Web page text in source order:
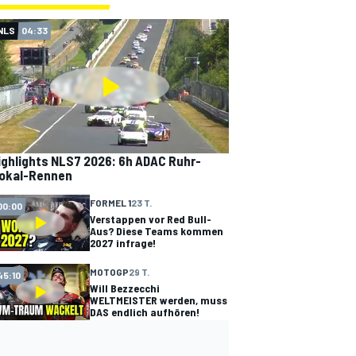
04:33
NLS7 2026: 6h ADAC Ruhr-
Rennen
FORMEL 123 T.
Verstappen vor Red Bull-
Aus? Diese Teams kommen
2027 infrage!
MOTOGP29 T.
Will Bezzecchi
WELTMEISTER werden, muss
DAS endlich aufhören!